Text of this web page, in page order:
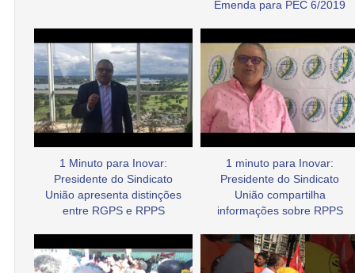
Emenda para PEC 6/2019
1 Minuto para Inovar:
Presidente do Sindicato
União apresenta distinções
entre RGPS e RPPS
1 minuto para Inovar:
Presidente do Sindicato
União compartilha
informações sobre RPPS